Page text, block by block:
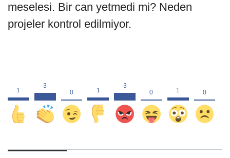
meselesi. Bir can yetmedi mi? Neden
projeler kontrol edilmiyor.